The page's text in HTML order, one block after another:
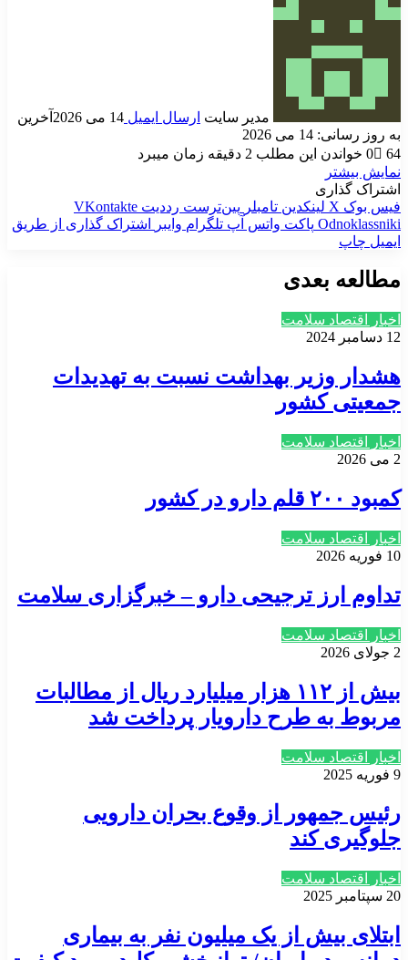
مدیر سایت ارسال ایمیل 14 می 2026
آخرین
به روز رسانی: 14 می 2026
0
64
خواندن این مطلب 2 دقیقه زمان میبرد
نمایش بیشتر
اشتراک گذاری
فیس بوک X لینکدین ‫تامبلر ‫پین‌ترست ‫رددیت ‫VKontakte
‫Odnoklassniki پاکت واتس آپ تلگرام وایبر
اشتراک گذاری از طریق
ایمیل چاپ
مطالعه بعدی
اخبار اقتصاد سلامت
12 دسامبر 2024
هشدار وزیر بهداشت نسبت به تهدیدات
جمعیتی کشور
اخبار اقتصاد سلامت
2 می 2026
کمبود ۲۰۰ قلم دارو در کشور
اخبار اقتصاد سلامت
10 فوریه 2026
تداوم ارز ترجیحی دارو – خبرگزاری سلامت
اخبار اقتصاد سلامت
2 جولای 2026
بیش از ۱۱۲ هزار میلیارد ریال از مطالبات
مربوط به طرح دارویار پرداخت شد
اخبار اقتصاد سلامت
9 فوریه 2025
رئیس جمهور از وقوع بحران دارویی
جلوگیری کند
اخبار اقتصاد سلامت
20 سپتامبر 2025
ابتلای بیش از یک میلیون نفر به بیماری